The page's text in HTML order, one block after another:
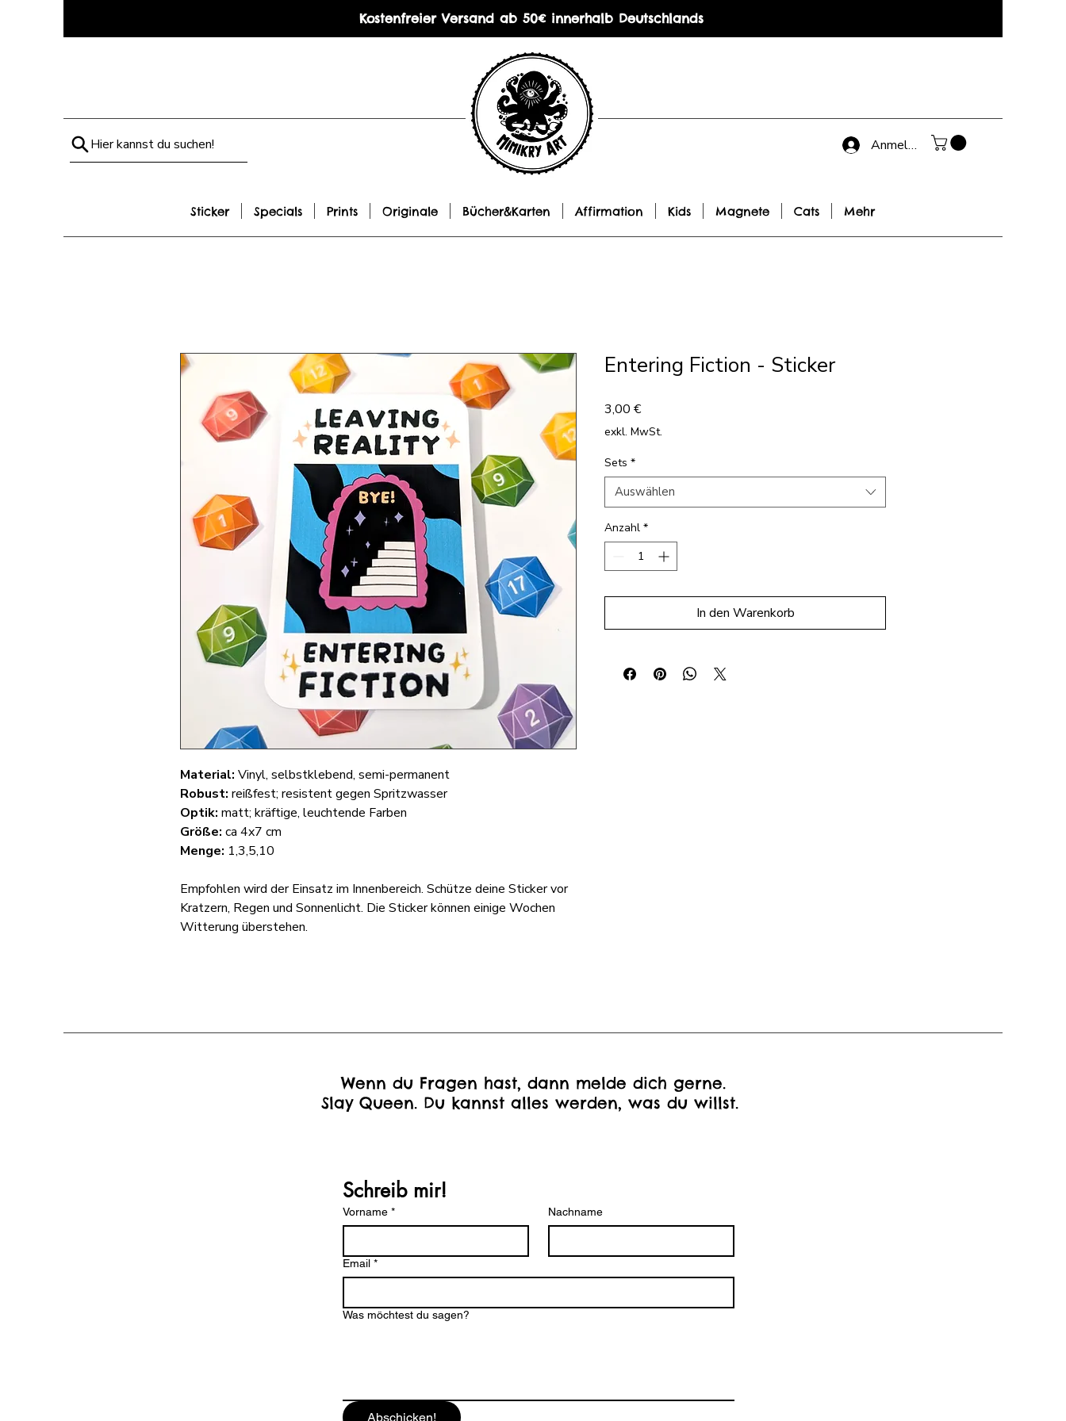
Kostenfreier Versand ab 50€ innerhalb Deutschlands
Hier kannst du suchen!
Sticker Specials Prints Originale Bücher&Karten Affirmation Kids Magnete Cats Mehr
Anmelden
Material: Vinyl, selbstklebend, semi-permanent
Robust: reißfest; resistent gegen Spritzwasser
Optik: matt; kräftige, leuchtende Farben
Größe: ca 4x7 cm
Menge: 1,3,5,10
Empfohlen wird der Einsatz im Innenbereich. Schütze deine Sticker vor
Kratzern, Regen und Sonnenlicht. Die Sticker können einige Wochen
Witterung überstehen.
Entering Fiction - Sticker
3,00 €Preis
exkl. MwSt.
Sets *
Auswählen
Anzahl *
In den Warenkorb
Wenn du Fragen hast, dann melde dich gerne.
Slay Queen. Du kannst alles werden, was du willst.
Schreib mir!
Vorname * Nachname
Email *
Was möchtest du sagen?
Abschicken!